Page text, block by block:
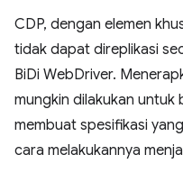
CDP, dengan elemen
tidak dapat direplikasi
BiDi WebDriver.
mungkin dilakukan untuk
membuat spesifikasi
cara melakukannya